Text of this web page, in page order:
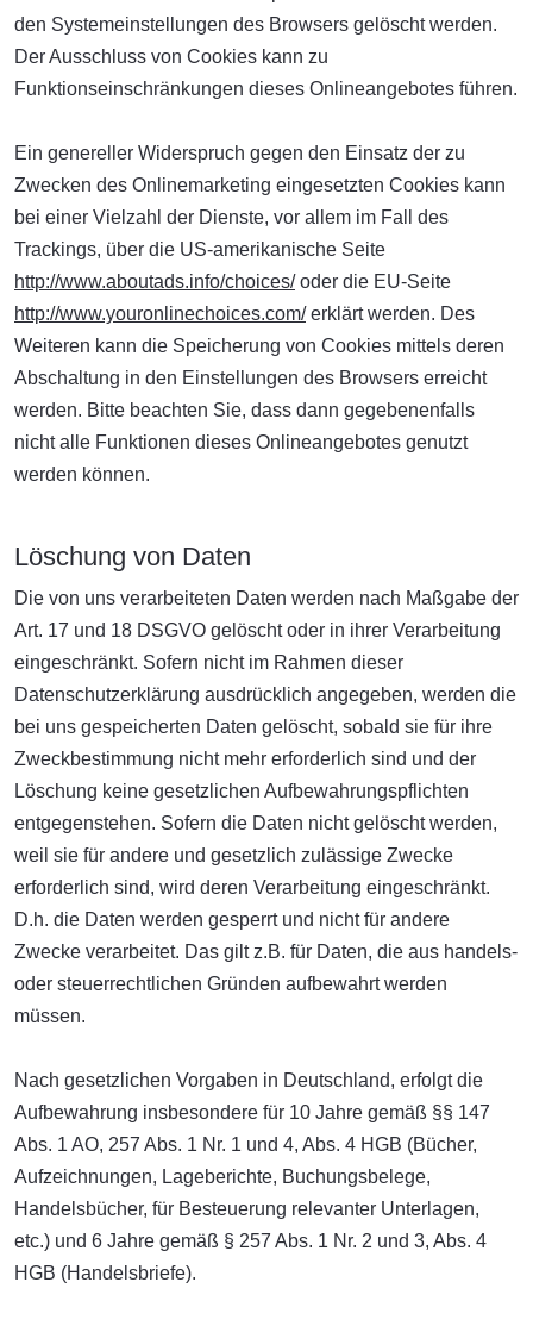
den Systemeinstellungen des Browsers gelöscht werden.
Der Ausschluss von Cookies kann zu
Funktionseinschränkungen dieses Onlineangebotes führen.
Ein genereller Widerspruch gegen den Einsatz der zu
Zwecken des Onlinemarketing eingesetzten Cookies kann
bei einer Vielzahl der Dienste, vor allem im Fall des
Trackings, über die US-amerikanische Seite
http://www.aboutads.info/choices/oder die EU-Seite
http://www.youronlinechoices.com/erklärt werden. Des
Weiteren kann die Speicherung von Cookies mittels deren
Abschaltung in den Einstellungen des Browsers erreicht
werden. Bitte beachten Sie, dass dann gegebenenfalls
nicht alle Funktionen dieses Onlineangebotes genutzt
werden können.
Löschung von Daten
Die von uns verarbeiteten Daten werden nach Maßgabe der
Art. 17 und 18 DSGVO gelöscht oder in ihrer Verarbeitung
eingeschränkt. Sofern nicht im Rahmen dieser
Datenschutzerklärung ausdrücklich angegeben, werden die
bei uns gespeicherten Daten gelöscht, sobald sie für ihre
Zweckbestimmung nicht mehr erforderlich sind und der
Löschung keine gesetzlichen Aufbewahrungspflichten
entgegenstehen. Sofern die Daten nicht gelöscht werden,
weil sie für andere und gesetzlich zulässige Zwecke
erforderlich sind, wird deren Verarbeitung eingeschränkt.
D.h. die Daten werden gesperrt und nicht für andere
Zwecke verarbeitet. Das gilt z.B. für Daten, die aus handels-
oder steuerrechtlichen Gründen aufbewahrt werden
müssen.
Nach gesetzlichen Vorgaben in Deutschland, erfolgt die
Aufbewahrung insbesondere für 10 Jahre gemäß §§ 147
Abs. 1 AO, 257 Abs. 1 Nr. 1 und 4, Abs. 4 HGB (Bücher,
Aufzeichnungen, Lageberichte, Buchungsbelege,
Handelsbücher, für Besteuerung relevanter Unterlagen,
etc.) und 6 Jahre gemäß § 257 Abs. 1 Nr. 2 und 3, Abs. 4
HGB (Handelsbriefe).